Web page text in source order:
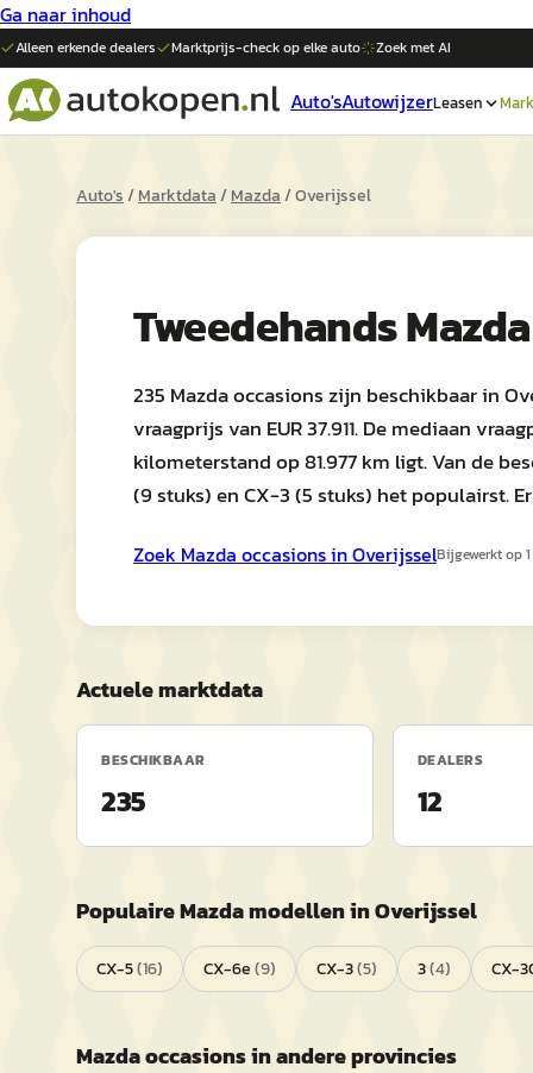
Ga naar inhoud
Alleen erkende dealers Marktprijs-check op elkeauto Zoek met AI
Auto'sAutowijzerLeasen
Auto's/Marktdata/Mazda/Overijssel
TweedehandsMazda
235 Mazda occasions zijn beschikbaar in
vraagprijs van EUR 37.911. De mediaan
kilometerstand op 81.977 km ligt. Van de
(9 stuks) en CX-3 (5 stuks) het populairst.
Zoek Mazda occasions inOverijsselBijgewerkt op
Actuele marktdata
BESCHIKBAAR
235
DEALERS
12
PopulaireMazdamodellen inOverijssel
CX-5(16) CX-6e(9) CX-3(5) 3(4) CX-
Mazdaoccasions in andere provincies